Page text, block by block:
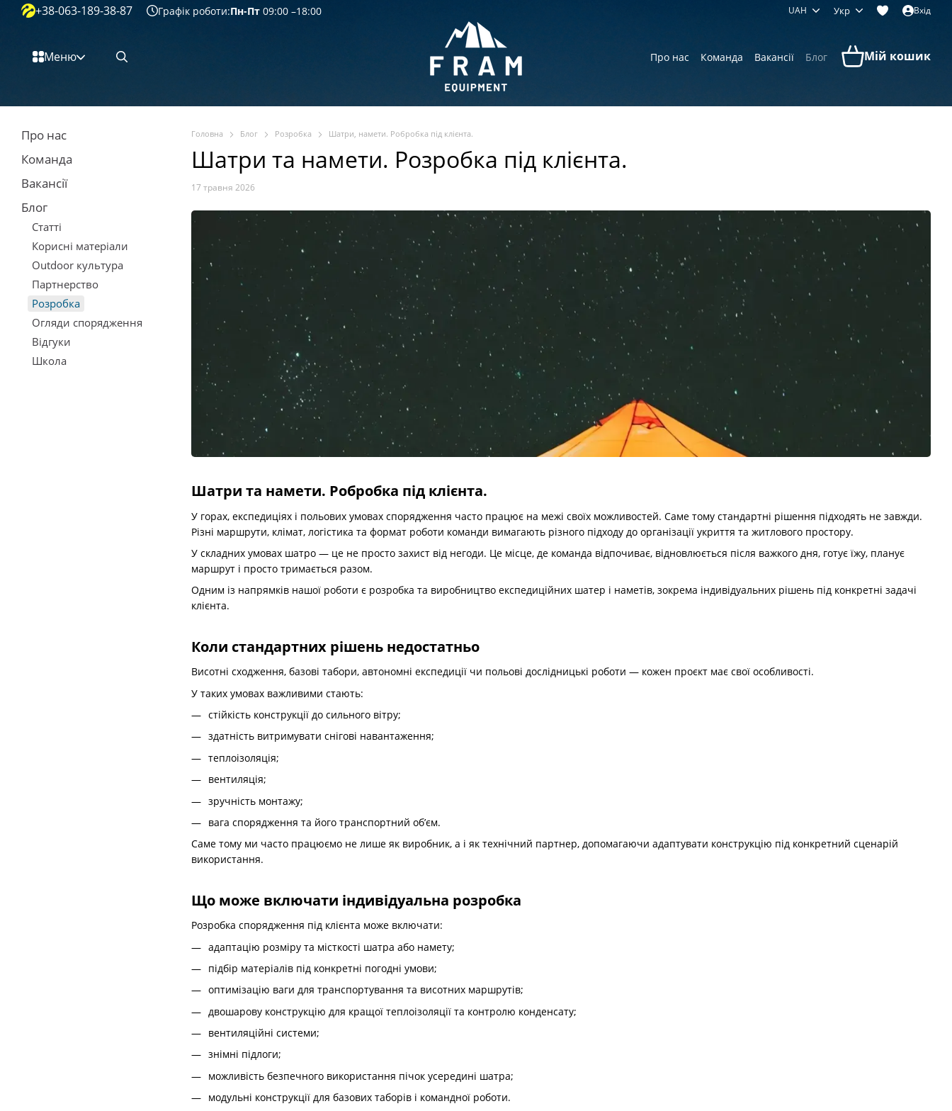
Перейти к основному контенту
+38-063-189-38-87 Графік роботи:Пн-Пт 09:00 –18:00 UAH Укр Вхід
Меню Про нас Команда Вакансії Блог Мій кошик
Головна Блог Розробка Шатри, намети. Робробка під клієнта.
Шатри та намети. Розробка під клієнта.
17 травня 2026
Шатри та намети. Робробка під клієнта.
У горах, експедиціях і польових умовах спорядження часто працює на межі своїх можливостей. Саме тому стандартні рішення підходять не завжди.
Різні маршрути, клімат, логістика та формат роботи команди вимагають різного підходу до організації укриття та житлового простору.
У складних умовах шатро — це не просто захист від негоди. Це місце, де команда відпочиває, відновлюється після важкого дня, готує їжу, планує
маршрут і просто тримається разом.
Одним із напрямків нашої роботи є розробка та виробництво експедиційних шатер і наметів, зокрема індивідуальних рішень під конкретні задачі
клієнта.
Коли стандартних рішень недостатньо
Висотні сходження, базові табори, автономні експедиції чи польові дослідницькі роботи — кожен проєкт має свої особливості.
У таких умовах важливими стають:
стійкість конструкції до сильного вітру;
здатність витримувати снігові навантаження;
теплоізоляція;
вентиляція;
зручність монтажу;
вага спорядження та його транспортний об’єм.
Саме тому ми часто працюємо не лише як виробник, а і як технічний партнер, допомагаючи адаптувати конструкцію під конкретний сценарій
використання.
Що може включати індивідуальна розробка
Розробка спорядження під клієнта може включати:
адаптацію розміру та місткості шатра або намету;
підбір матеріалів під конкретні погодні умови;
оптимізацію ваги для транспортування та висотних маршрутів;
двошарову конструкцію для кращої теплоізоляції та контролю конденсату;
вентиляційні системи;
знімні підлоги;
можливість безпечного використання пічок усередині шатра;
модульні конструкції для базових таборів і командної роботи.
Про нас
Команда
Вакансії
Блог
Статті
Корисні матеріали
Outdoor культура
Партнерство
Розробка
Огляди спорядження
Відгуки
Школа